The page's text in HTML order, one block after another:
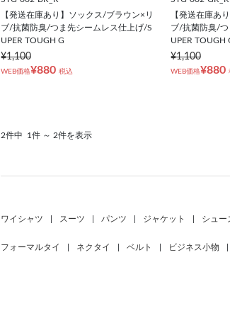
【発送在庫あり】ソックス/ブラウン×リ
ブ/抗菌防臭/つま先シームレス仕上げ/S
UPER TOUGH G
¥1,100
WEB価格¥880 税込
【発送在庫あ
ブ/抗菌防臭/つ
UPER TOUGH
¥1,100
WEB価格¥880
2件中 1件 ～ 2件を表示
ワイシャツ スーツ パンツ ジャケット シュー
フォーマルタイ ネクタイ ベルト ビジネス小物